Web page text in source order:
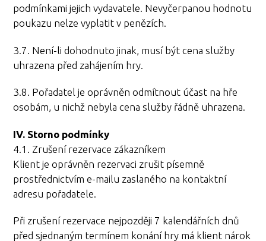
podmínkami jejich vydavatele. Nevyčerpanou hodnotu
poukazu nelze vyplatit v penězích.
3.7. Není-li dohodnuto jinak, musí být cena služby
uhrazena před zahájením hry.
3.8. Pořadatel je oprávněn odmítnout účast na hře
osobám, u nichž nebyla cena služby řádně uhrazena.
IV. Storno podmínky
4.1. Zrušení rezervace zákazníkem
Klient je oprávněn rezervaci zrušit písemně
prostřednictvím e-mailu zaslaného na kontaktní
adresu pořadatele.
Při zrušení rezervace nejpozději 7 kalendářních dnů
před sjednaným termínem konání hry má klient nárok